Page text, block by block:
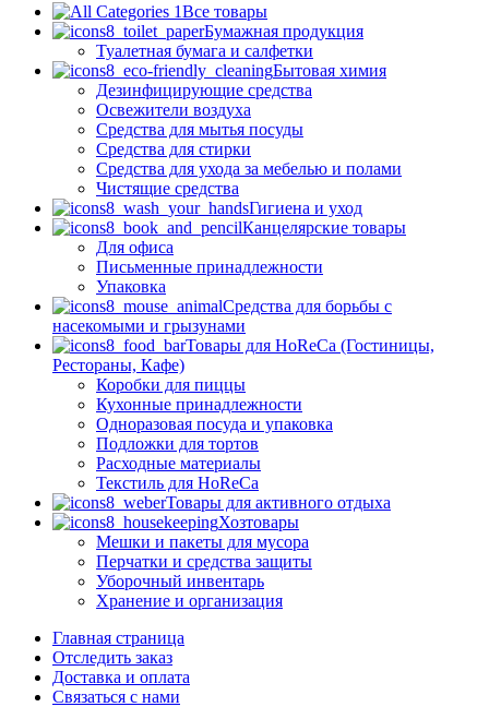
Все товары
Бумажная продукция
Туалетная бумага и салфетки
Бытовая химия
Дезинфицирующие средства
Освежители воздуха
Средства для мытья посуды
Средства для стирки
Средства для ухода за мебелью и полами
Чистящие средства
Гигиена и уход
Канцелярские товары
Для офиса
Письменные принадлежности
Упаковка
Средства для борьбы с
насекомыми и грызунами
Товары для HoReCa (Гостиницы,
Рестораны, Кафе)
Коробки для пиццы
Кухонные принадлежности
Одноразовая посуда и упаковка
Подложки для тортов
Расходные материалы
Текстиль для HoReCa
Товары для активного отдыха
Хозтовары
Мешки и пакеты для мусора
Перчатки и средства защиты
Уборочный инвентарь
Хранение и организация
Главная страница
Отследить заказ
Доставка и оплата
Связаться с нами